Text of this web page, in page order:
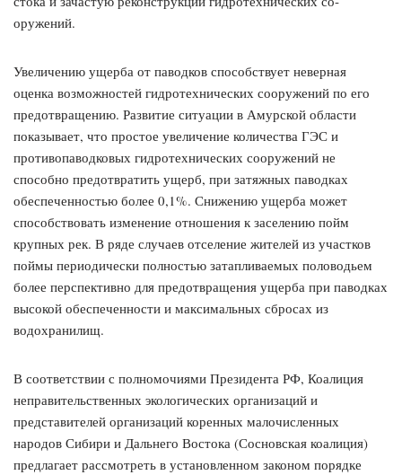
оружений.
Увеличению ущерба от паводков способствует неверная
оценка возможностей гидротехнических сооружений по его
предотвращению. Развитие ситуации в Амурской области
показывает, что простое увеличение количества ГЭС и
противопаводковых гидротехнических сооружений не
способно предотвратить ущерб, при затяжных паводках
обеспеченностью более 0,1%. Снижению ущерба может
способствовать изменение отношения к заселению пойм
крупных рек. В ряде случаев отселение жителей из участков
поймы периодически полностью затапливаемых половодьем
более перспективно для предотвращения ущерба при паводках
высокой обеспеченности и максимальных сбросах из
водохранилищ.
В соответствии с полномочиями Президента РФ, Коалиция
неправительственных экологических организаций и
представителей организаций коренных малочисленных
народов Сибири и Дальнего Востока (Сосновская коалиция)
предлагает рассмотреть в установленном законом порядке